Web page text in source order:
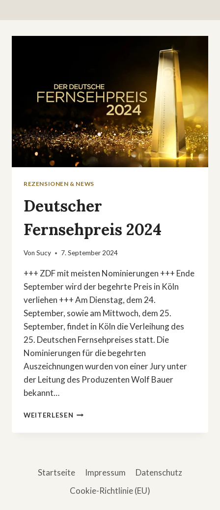
REZENSIONEN & NEWS
Deutscher
Fernsehpreis 2024
Von Sucy 7. September 2024
+++ ZDF mit meisten Nominierungen +++ Ende
September wird der begehrte Preis in Köln
verliehen +++ Am Dienstag, dem 24.
September, sowie am Mittwoch, dem 25.
September, findet in Köln die Verleihung des
25. Deutschen Fernsehpreises statt. Die
Nominierungen für die begehrten
Auszeichnungen wurden von einer Jury unter
der Leitung des Produzenten Wolf Bauer
bekannt…
WEITERLESEN DEUTSCHER
2024
Startseite Impressum
Datenschutz
Cookie-Richtlinie (EU)